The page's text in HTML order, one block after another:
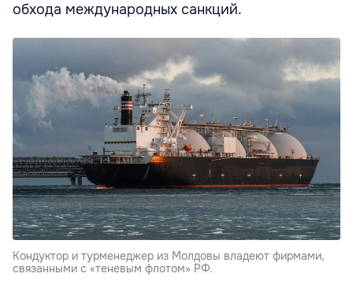
обхода международных санкций.
Кондуктор и турменеджер из Молдовы владеют фирмами,
связанными с «теневым флотом» РФ.